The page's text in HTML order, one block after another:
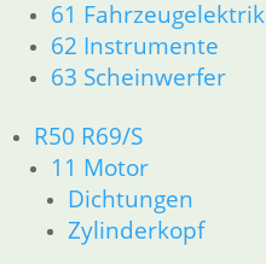
61 Fahrzeugelektrik
62 Instrumente
63 Scheinwerfer
R50 R69/S
11 Motor
Dichtungen
Zylinderkopf
26 Kardanwelle
31 Telegabel
32 Lenkung